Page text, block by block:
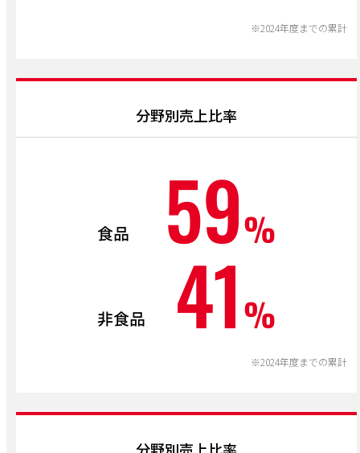
※2024年度までの累計
分野別売上比率
※2024年度までの累計